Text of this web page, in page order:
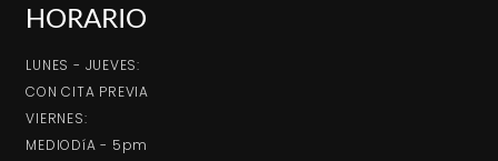
HORARIO
LUNES - JUEVES:
CON CITA PREVIA
VIERNES:
MEDIODíA - 5pm